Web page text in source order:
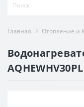
Главная Отопление и